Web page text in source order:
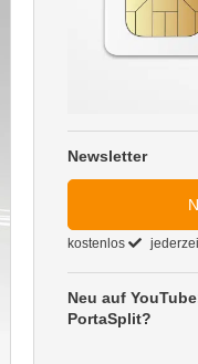
Newsletter
kostenlos
Neu auf
PortaSplit?